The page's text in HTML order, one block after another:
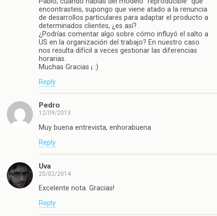
encontrasteis, supongo que viene atado a la renuncia
de desarrollos particulares para adaptar el producto a
determinados clientes, ¿es así?
¿Podrías comentar algo sobre cómo influyó el salto a
US en la organización del trabajo? En nuestro caso
nos resulta difícil a veces gestionar las diferencias
horarias.
Muchas Gracias ¡ :)
Reply
Pedro
12/09/2013
Muy buena entrevista, enhorabuena
Reply
Uva
20/02/2014
Excelente nota. Gracias!
Reply